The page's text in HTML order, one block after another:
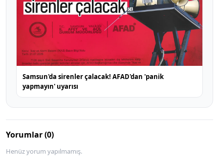
Samsun'da sirenler çalacak! AFAD'dan 'panik
yapmayın' uyarısı
Yorumlar (0)
Henüz yorum yapılmamış.